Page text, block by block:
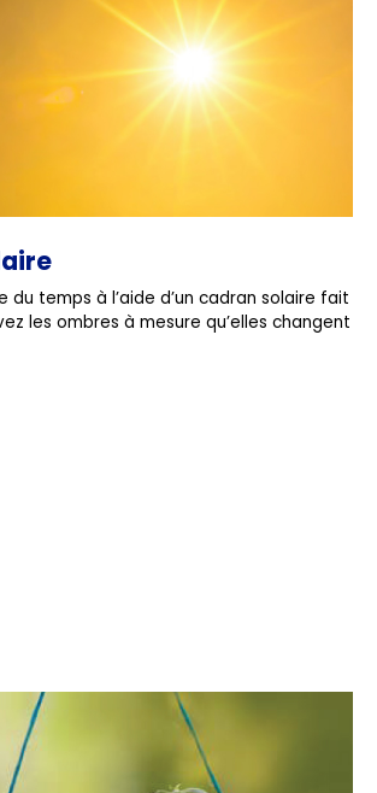
du temps à l’aide d’un cadran solaire fait
les ombres à mesure qu’elles changent